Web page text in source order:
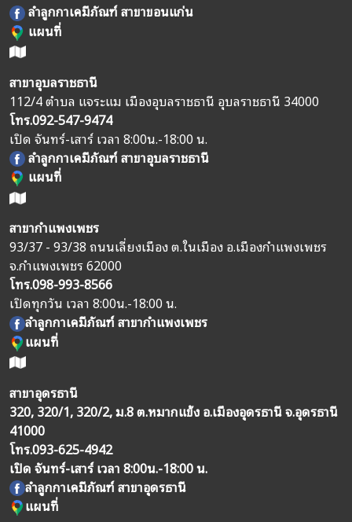
ลำลูกกาเคมีภัณฑ์ สาขาขอนแก่น
แผนที่
สาขาอุบลราชธานี
112/4 ตำบล แจระแม เมืองอุบลราชธานี อุบลราชธานี 34000
โทร.092-547-9474
เปิด จันทร์-เสาร์ เวลา 8:00น.-18:00 น.
ลำลูกกาเคมีภัณฑ์ สาขาอุบลราชธานี
แผนที่
สาขากำแพงเพชร
93/37 - 93/38 ถนนเลี่ยงเมือง ต.ในเมือง อ.เมืองกำแพงเพชร
จ.กำแพงเพชร 62000
โทร.098-993-8566
เปิดทุกวัน เวลา 8:00น.-18:00 น.
ลำลูกกาเคมีภัณฑ์ สาขากำแพงเพชร
แผนที่
สาขาอุดรธานี
320, 320/1, 320/2, ม.8 ต.หมากแข้ง อ.เมืองอุดรธานี จ.อุดรธานี
41000
โทร.093-625-4942
เปิด จันทร์-เสาร์ เวลา 8:00น.-18:00 น.
ลำลูกกาเคมีภัณฑ์ สาขาอุดรธานี
แผนที่